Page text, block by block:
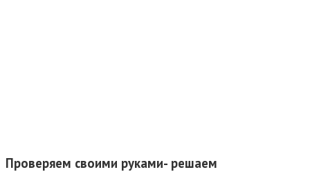
Проверяем своими руками- решаем